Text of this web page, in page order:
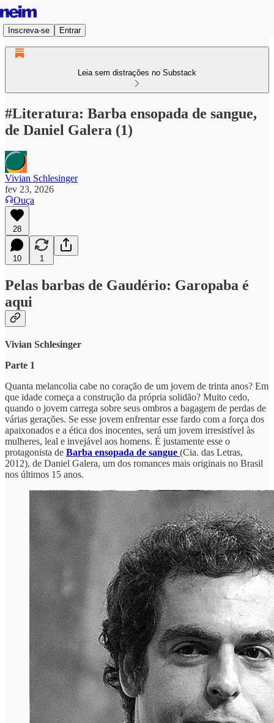
Inscreva-se Entrar
Leia sem distrações no Substack
#Literatura: Barba ensopada de sangue,
de Daniel Galera (1)
Vivian Schlesinger
fev 23, 2026
Ouça
28
10 1
Pelas barbas de Gaudério: Garopaba é
aqui
Vivian Schlesinger
Parte 1
Quanta melancolia cabe no coração de um jovem de trinta anos? Em
que idade começa a construção da própria solidão? Muito cedo,
quando o jovem carrega sobre seus ombros a bagagem de perdas de
várias gerações. Se esse jovem enfrentar esse fardo com a força dos
apaixonados e a ética dos inocentes, será um jovem irresistível às
mulheres, leal e invejável aos homens. É justamente esse o
protagonista de Barba ensopada de sangue (Cia. das Letras,
2012), de Daniel Galera, um dos romances mais originais no Brasil
nos últimos 15 anos.